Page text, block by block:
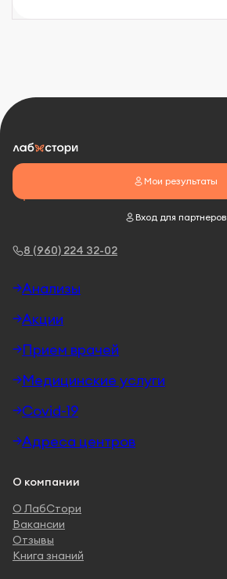
8 (960) 224 32-02
Мои результаты
Вход для партнеров
Анализы
Акции
Прием врачей
Медицинские услуги
Covid-19
Адреса центров
О компании
О ЛабСтори
Вакансии
Отзывы
Книга знаний